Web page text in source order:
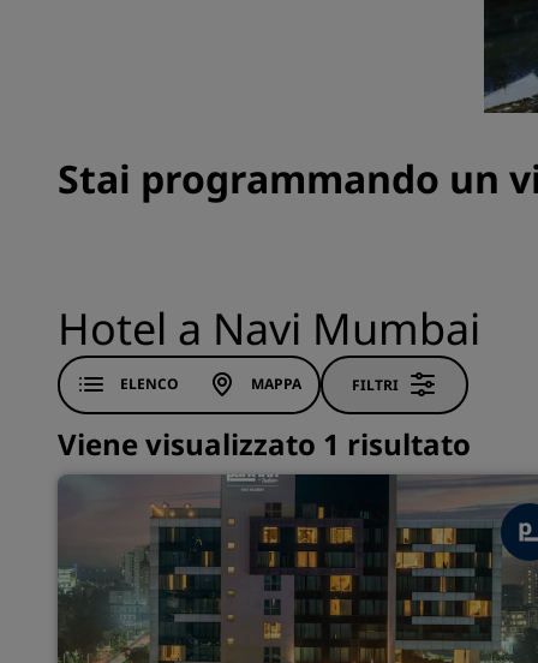
Stai programmando un
Hotel a Navi Mumbai
ELENCO MAPPA FILTRI
Viene visualizzato 1 risultato